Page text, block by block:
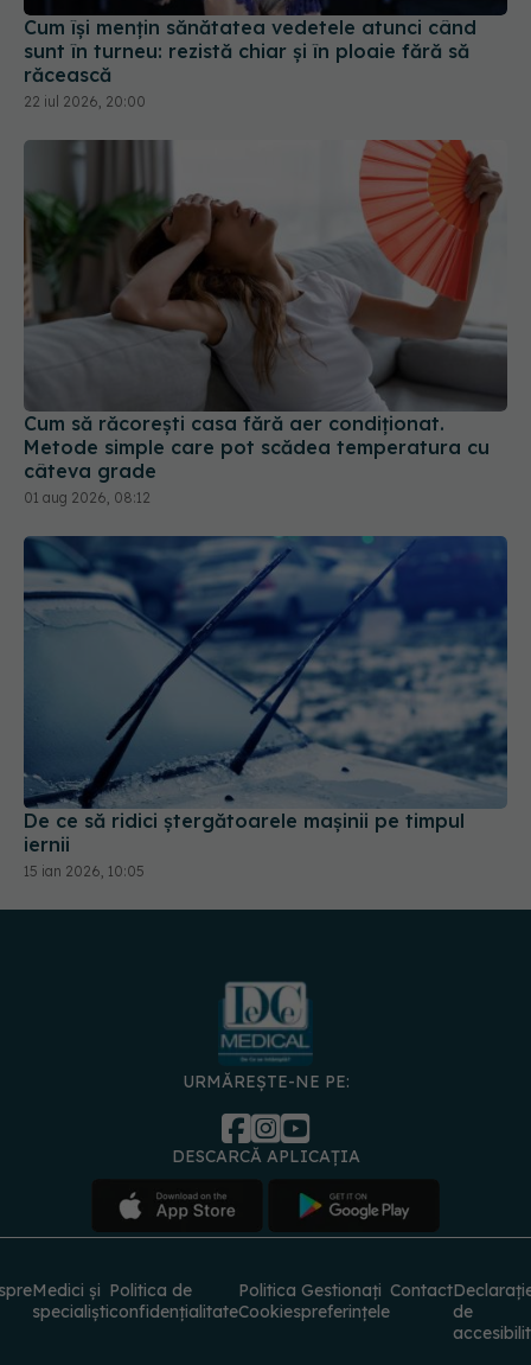
22 iul 2026, 20:00
Cum să răcorești casa fără aer condiționat.
Metode simple care pot scădea temperatura cu
01 aug 2026, 08:12
De ce să ridici ștergătoarele mașinii pe timpul
15 ian 2026, 10:05
URMĂREȘTE-NE PE:
DESCARCĂ APLICAȚIA
Politica de
confidențialitate
Cookies
Gestionați
preferințele
Contact
© 2026 PRESS MEDIA ELECTRONIC S.R.L. Toate drepturile rezervate